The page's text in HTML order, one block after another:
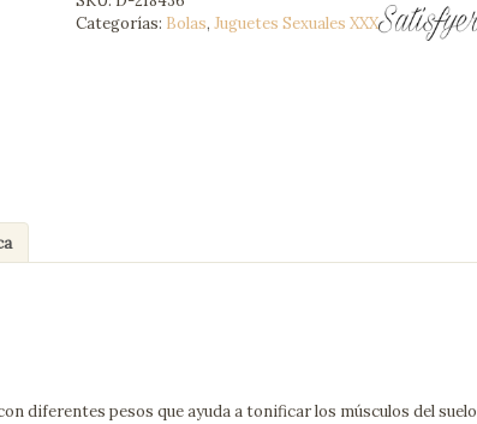
1
cantidad
Categorías: Bolas, Juguetes Sexuales XXX
diferentes pesos que ayuda a tonificar los músculos del suelo